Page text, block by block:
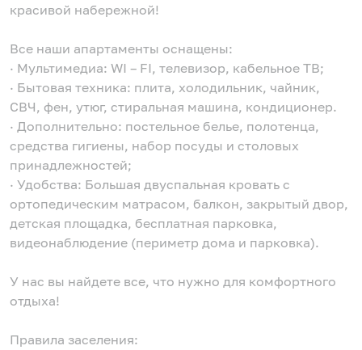
красивой набережной!
Все наши апартаменты оснащены:
· Мультимедиа: WI – FI, телевизор, кабельное ТВ;
· Бытовая техника: плита, холодильник, чайник,
СВЧ, фен, утюг, стиральная машина, кондиционер.
· Дополнительно: постельное белье, полотенца,
средства гигиены, набор посуды и столовых
принадлежностей;
· Удобства: Большая двуспальная кровать с
ортопедическим матрасом, балкон, закрытый двор,
детская площадка, бесплатная парковка,
видеонаблюдение (периметр дома и парковка).
У нас вы найдете все, что нужно для комфортного
отдыха!
Правила заселения: